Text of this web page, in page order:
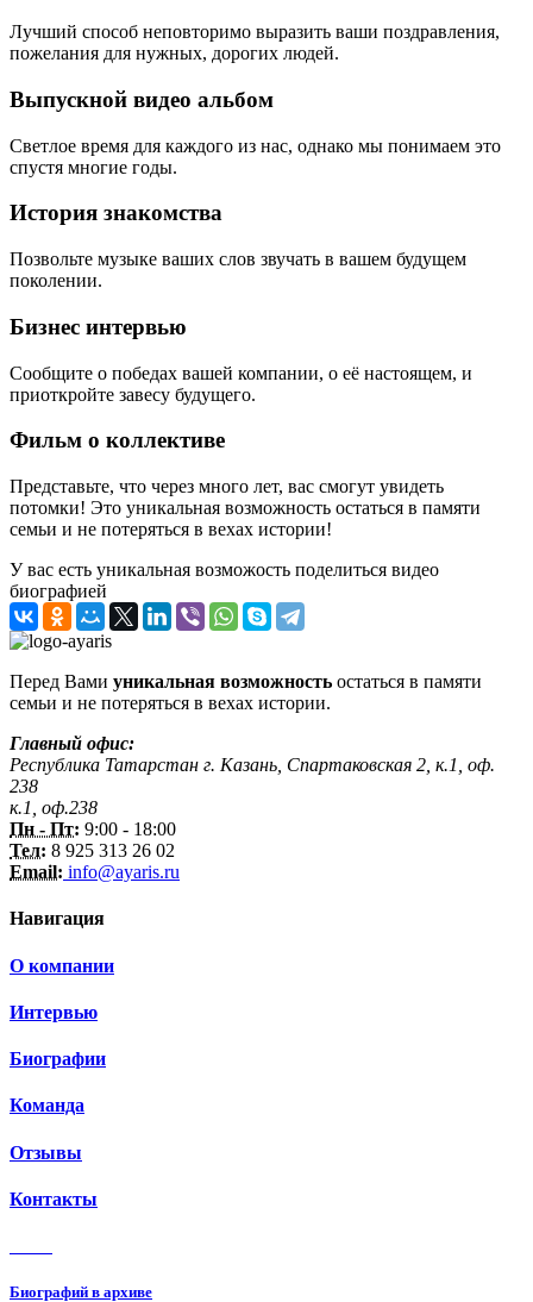
Лучший способ неповторимо выразить ваши поздравления,
пожелания для нужных, дорогих людей.
Выпускной видео альбом
Светлое время для каждого из нас, однако мы понимаем это
спустя многие годы.
История знакомства
Позвольте музыке ваших слов звучать в вашем будущем
поколении.
Бизнес интервью
Сообщите о победах вашей компании, о её настоящем, и
приоткройте завесу будущего.
Фильм о коллективе
Представьте, что через много лет, вас смогут увидеть
потомки! Это уникальная возможность остаться в памяти
семьи и не потеряться в вехах истории!
У вас есть уникальная возможость поделиться видео
биографией
Перед Вами уникальная возможность остаться в памяти
семьи и не потеряться в вехах истории.
Главный офис:
Республика Татарстан г. Казань, Спартаковская 2, к.1, оф.
238
к.1, оф.238
Пн - Пт: 9:00 - 18:00
Тел: 8 925 313 26 02
Email: info@ayaris.ru
Навигация
О компании
Интервью
Биографии
Команда
Отзывы
Контакты
Биографий в архиве